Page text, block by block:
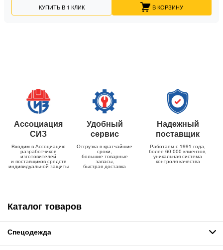
КУПИТЬ В 1 КЛИК В КОРЗИНУ
Ассоциация
СИЗ
Входим в Ассоциацию
разработчиков
изготовителей
и поставщиков средств
индивидуальной защиты
Удобный
сервис
Отгрузка в кратчайшие
сроки,
большие товарные
запасы,
быстрая доставка
Надежный
поставщик
Работаем с 1991 года,
более 60 000 клиентов,
уникальная система
контроля качества
Каталог товаров
Спецодежда